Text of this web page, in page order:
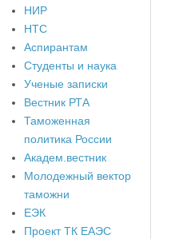
НИР
НТС
Аспирантам
Студенты и наука
Ученые записки
Вестник РТА
Таможенная
политика России
Академ.вестник
Молодежный вектор
таможни
ЕЭК
Проект ТК ЕАЭС